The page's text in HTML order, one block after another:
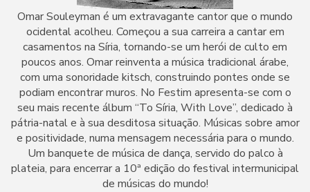
Omar Souleyman é um extravagante cantor que o mundo
ocidental acolheu. Começou a sua carreira a cantar em
casamentos na Síria, tornando-se um herói de culto em
poucos anos. Omar reinventa a música tradicional árabe,
com uma sonoridade kitsch, construindo pontes onde se
podiam encontrar muros. No Festim apresenta-se com o
seu mais recente álbum “To Síria, With Love”, dedicado à
pátria-natal e à sua desditosa situação. Músicas sobre amor
e positividade, numa mensagem necessária para o mundo.
Um banquete de música de dança, servido do palco à
plateia, para encerrar a 10ª edição do festival intermunicipal
de músicas do mundo!